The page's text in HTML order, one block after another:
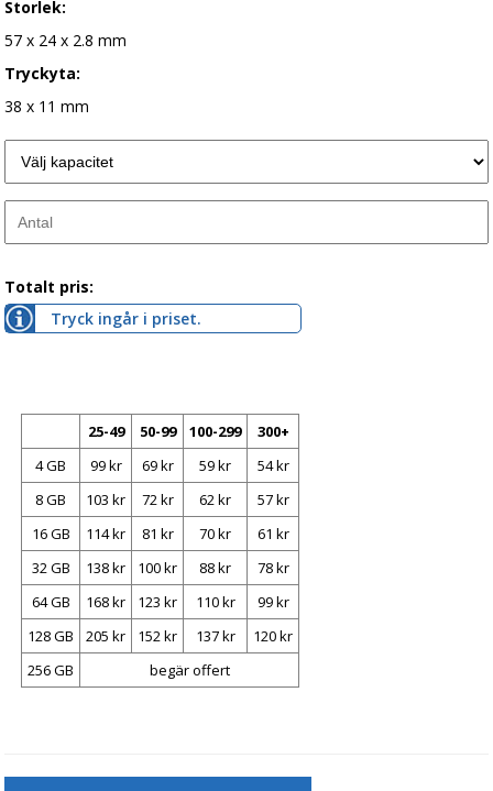
Storlek:
57 x 24 x 2.8 mm
Tryckyta:
38 x 11 mm
Totalt pris:
Tryck ingår i priset.
25-49 50-99 100-299
300+
4 GB
99 kr 69 kr 59 kr
54 kr
8 GB
103 kr 72 kr 62 kr
57 kr
16 GB
114 kr 81 kr 70 kr
61 kr
32 GB
138 kr 100 kr 88 kr
78 kr
64 GB
168 kr 123 kr 110 kr
99 kr
128 GB
205 kr 152 kr 137 kr
120 kr
256 GB
begär offert